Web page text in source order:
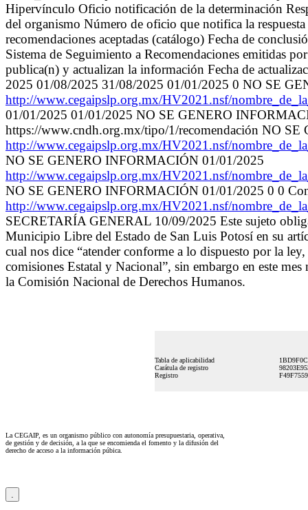
Hipervínculo Oficio notificación de la determinación
del organismo Número de oficio que notifica la
recomendaciones aceptadas (catálogo) Fecha de
Sistema de Seguimiento a Recomendaciones emitidas
publica(n) y actualizan la información Fecha de
2025 01/08/2025 31/08/2025 01/01/2025 0 NO SE
http://www.cegaipslp.org.mx/HV2021.nsf/
01/01/2025 01/01/2025 NO SE GENERO
https://www.cndh.org.mx/tipo/1/recomendación NO
http://www.cegaipslp.org.mx/HV2021.nsf/
NO SE GENERO INFORMACIÓN 01/01/2025
http://www.cegaipslp.org.mx/HV2021.nsf/
NO SE GENERO INFORMACIÓN 01/01/2025 0 0
http://www.cegaipslp.org.mx/HV2021.nsf/
SECRETARÍA GENERAL 10/09/2025 Este sujeto
Municipio Libre del Estado de San Luis Potosí en su
cual nos dice “atender conforme a lo dispuesto por la
comisiones Estatal y Nacional”, sin embargo en este
la Comisión Nacional de Derechos Humanos.
Tabla de aplicabilidad
Carátula de registro
Registro
La CEGAIP, es un organismo público con autonomía presupuestaria, operativa,
de gestión y de decisión, a la que se encomienda el fomento y la difusión del
derecho de acceso a la información púbica.